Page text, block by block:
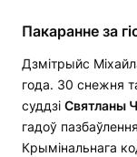
Пакаранне за
Дзмітрыйс
года. 30 снежня
суддзі Святланы
гадоў
Крымінальнага